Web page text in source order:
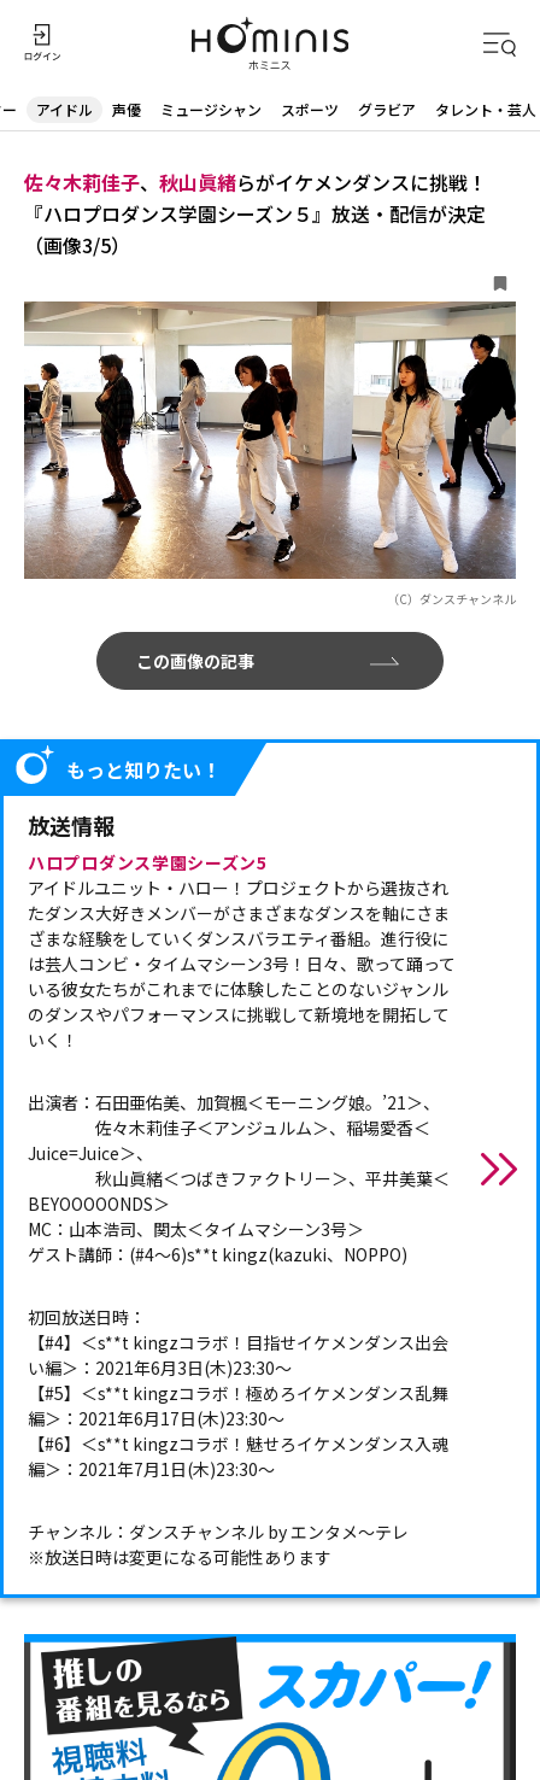
アイドル 声優 ミュージシャン スポーツ グラビア タレント・芸人
佐々木莉佳子、 秋山眞緒らがイケメンダンスに挑戦！
『ハロプロダンス学園シーズン５』放送・配信が決定
（画像3/5）
（C）ダンスチャンネル
この画像の記事
もっと知りたい！
放送情報
ハロプロダンス学園シーズン5
アイドルユニット・ハロー！プロジェクトから選抜され
たダンス大好きメンバーがさまざまなダンスを軸にさま
ざまな経験をしていくダンスバラエティ番組。進行役に
は芸人コンビ・タイムマシーン3号！日々、歌って踊って
いる彼女たちがこれまでに体験したことのないジャンル
のダンスやパフォーマンスに挑戦して新境地を開拓して
いく！
出演者：石田亜佑美、加賀楓＜モーニング娘。’21＞、
佐々木莉佳子＜アンジュルム＞、稲場愛香＜
Juice=Juice＞、
秋山眞緒＜つばきファクトリー＞、平井美葉＜
BEYOOOOONDS＞
MC：山本浩司、関太＜タイムマシーン3号＞
ゲスト講師：(#4～6)s**t kingz(kazuki、NOPPO)
初回放送日時：
【#4】＜s**t kingzコラボ！目指せイケメンダンス出会
い編＞：2021年6月3日(木)23:30～
【#5】＜s**t kingzコラボ！極めろイケメンダンス乱舞
編＞：2021年6月17日(木)23:30～
【#6】＜s**t kingzコラボ！魅せろイケメンダンス入魂
編＞：2021年7月1日(木)23:30～
チャンネル：ダンスチャンネル by エンタメ～テレ
※放送日時は変更になる可能性あります